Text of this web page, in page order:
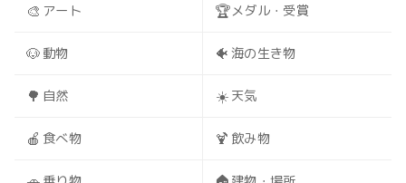
🎨 アート 🏆メダル・受賞
🐶 動物 🐠 海の生き物
🌳 自然 ☀️ 天気
🍎 食べ物 🍹 飲み物